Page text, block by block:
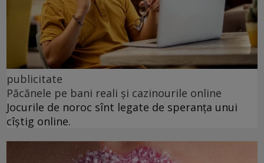
publicitate
Păcănele pe bani reali și cazinourile online
Jocurile de noroc sînt legate de speranța unui
cîștig online.